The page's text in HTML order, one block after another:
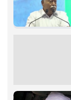
ताजा